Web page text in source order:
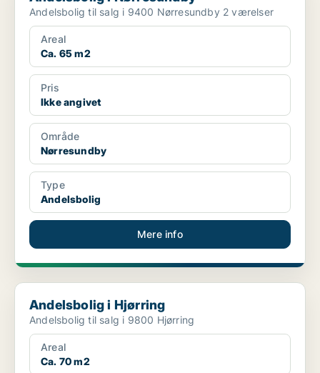
Andelsbolig til salg i 9400 Nørresundby 2 værelser
Areal
Ca. 65 m2
Pris
Ikke angivet
Område
Nørresundby
Type
Andelsbolig
Mere info
Andelsbolig i Hjørring
Andelsbolig i Hjørring
Andelsbolig til salg i 9800 Hjørring
Areal
Ca. 70 m2